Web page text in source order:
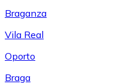
Braganza
Vila Real
Oporto
Braga